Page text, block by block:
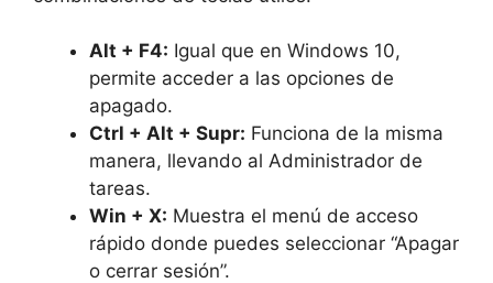
Alt + F4: Igual que en Windows 10,
permite acceder a las opciones de
apagado.
Ctrl + Alt + Supr: Funciona de la misma
manera, llevando al Administrador de
tareas.
Win + X: Muestra el menú de acceso
rápido donde puedes seleccionar “Apagar
o cerrar sesión”.